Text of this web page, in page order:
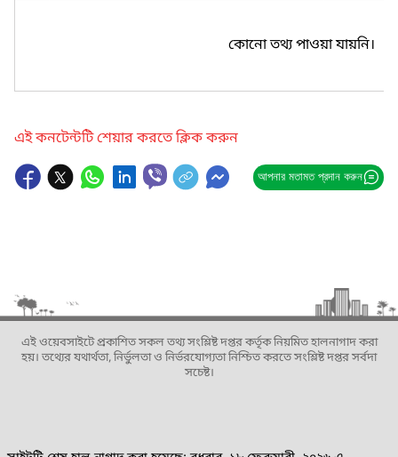
কোনো তথ্য পাওয়া যায়নি।
এই কনটেন্টটি শেয়ার করতে ক্লিক করুন
আপনার মতামত প্রদান করুন
এই ওয়েবসাইটে প্রকাশিত সকল তথ্য সংশ্লিষ্ট দপ্তর কর্তৃক নিয়মিত হালনাগাদ করা
হয়। তথ্যের যথার্থতা, নির্ভুলতা ও নির্ভরযোগ্যতা নিশ্চিত করতে সংশ্লিষ্ট দপ্তর সর্বদা
সচেষ্ট।